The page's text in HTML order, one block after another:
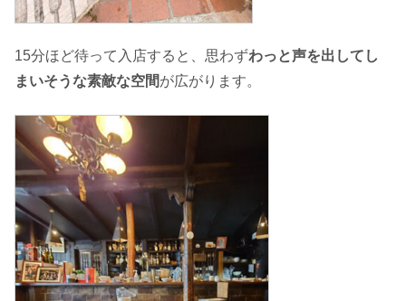
15分ほど待って入店すると、思わずわっと声を出してし
まいそうな素敵な空間が広がります。